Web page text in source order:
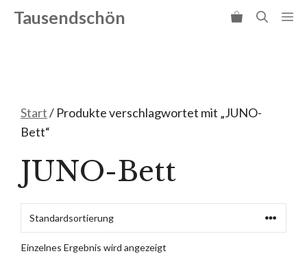
Zum
Inhalt
Tausendschön
Start/ Produkte verschlagwortet mit „JUNO-
Bett“
JUNO-Bett
Einzelnes Ergebnis wird angezeigt